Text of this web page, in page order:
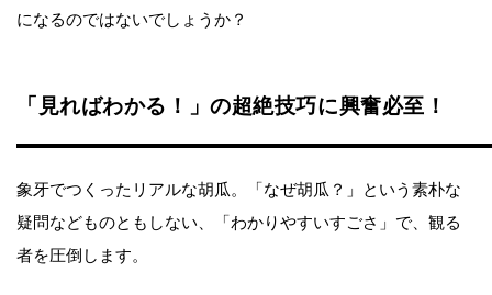
になるのではないでしょうか？
「見ればわかる！」の超絶技巧に興奮必至！
象牙でつくったリアルな胡瓜。「なぜ胡瓜？」という素朴な
疑問などものともしない、「わかりやすいすごさ」で、観る
者を圧倒します。